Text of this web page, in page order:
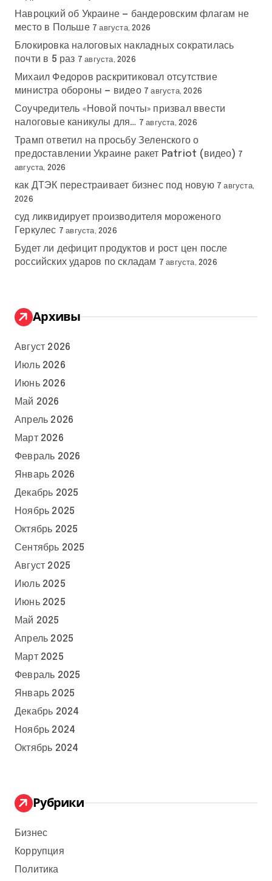
Навроцкий об Украине — бандеровским флагам не
место в Польше 7 августа, 2026
Блокировка налоговых накладных сократилась
почти в 5 раз 7 августа, 2026
Михаил Федоров раскритиковал отсутствие
министра обороны — видео 7 августа, 2026
Соучредитель «Новой почты» призвал ввести
налоговые каникулы для… 7 августа, 2026
Трамп ответил на просьбу Зеленского о
предоставлении Украине ракет Patriot (видео) 7
августа, 2026
как ДТЭК перестраивает бизнес под новую 7 августа,
2026
суд ликвидирует производителя мороженого
Геркулес 7 августа, 2026
Будет ли дефицит продуктов и рост цен после
российских ударов по складам 7 августа, 2026
Архивы
Август 2026
Июль 2026
Июнь 2026
Май 2026
Апрель 2026
Март 2026
Февраль 2026
Январь 2026
Декабрь 2025
Ноябрь 2025
Октябрь 2025
Сентябрь 2025
Август 2025
Июль 2025
Июнь 2025
Май 2025
Апрель 2025
Март 2025
Февраль 2025
Январь 2025
Декабрь 2024
Ноябрь 2024
Октябрь 2024
Рубрики
Бизнес
Коррупция
Политика